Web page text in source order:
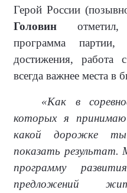
Герой России
Головин отметил,
программа
достижения, работа
всегда важнее места в
«Как в
которых я
какой дорожке
показать
программу
предложений